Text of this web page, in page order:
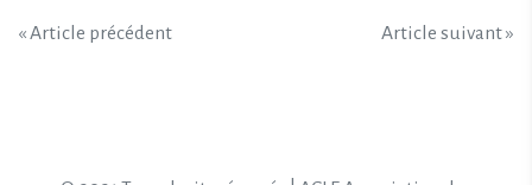
Navigation
« Article précédent Article suivant »